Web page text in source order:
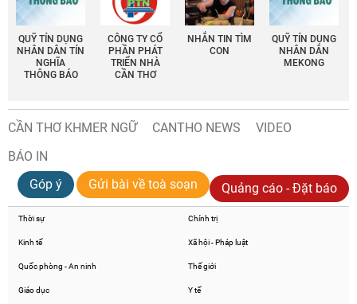
QUỸ TÍN DỤNG
NHÂN DÂN TÍN
NGHĨA
THÔNG BÁO
CÔNG TY CỔ
PHẦN PHÁT
TRIỂN NHÀ
CẦN THƠ
NHẮN TIN TÌM
CON
QUỸ TÍN DỤNG
NHÂN DÂN
MEKONG
CẦN THƠ KHMER NGỮ CANTHO NEWS
VIDEO
BÁO IN
Góp ý
Gửi bài về toà soạn Quảng cáo - Đặt báo
Thời sự Chính trị
Kinh tế Xã hội - Pháp luật
Quốc phòng - An ninh Thế giới
Giáo dục Y tế